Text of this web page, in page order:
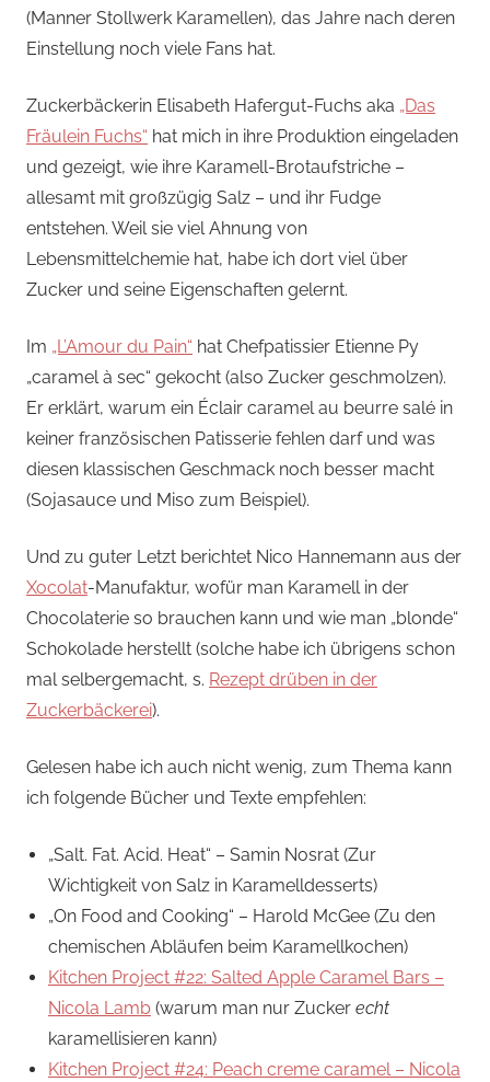
(Manner Stollwerk Karamellen), das Jahre nach deren
Einstellung noch viele Fans hat.
Zuckerbäckerin Elisabeth Hafergut-Fuchs aka „Das
Fräulein Fuchs“ hat mich in ihre Produktion eingeladen
und gezeigt, wie ihre Karamell-Brotaufstriche –
allesamt mit großzügig Salz – und ihr Fudge
entstehen. Weil sie viel Ahnung von
Lebensmittelchemie hat, habe ich dort viel über
Zucker und seine Eigenschaften gelernt.
Im „L’Amour du Pain“ hat Chefpatissier Etienne Py
„caramel à sec“ gekocht (also Zucker geschmolzen).
Er erklärt, warum ein Éclair caramel au beurre salé in
keiner französischen Patisserie fehlen darf und was
diesen klassischen Geschmack noch besser macht
(Sojasauce und Miso zum Beispiel).
Und zu guter Letzt berichtet Nico Hannemann aus der
Xocolat-Manufaktur, wofür man Karamell in der
Chocolaterie so brauchen kann und wie man „blonde“
Schokolade herstellt (solche habe ich übrigens schon
mal selbergemacht, s. Rezept drüben in der
Zuckerbäckerei).
Gelesen habe ich auch nicht wenig, zum Thema kann
ich folgende Bücher und Texte empfehlen:
„Salt. Fat. Acid. Heat“ – Samin Nosrat (Zur
Wichtigkeit von Salz in Karamelldesserts)
„On Food and Cooking“ – Harold McGee (Zu den
chemischen Abläufen beim Karamellkochen)
Kitchen Project #22: Salted Apple Caramel Bars –
Nicola Lamb (warum man nur Zucker echt
karamellisieren kann)
Kitchen Project #24: Peach creme caramel – Nicola